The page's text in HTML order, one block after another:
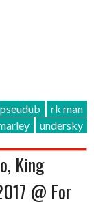
pseudub
rk man
undersky
King
@ For